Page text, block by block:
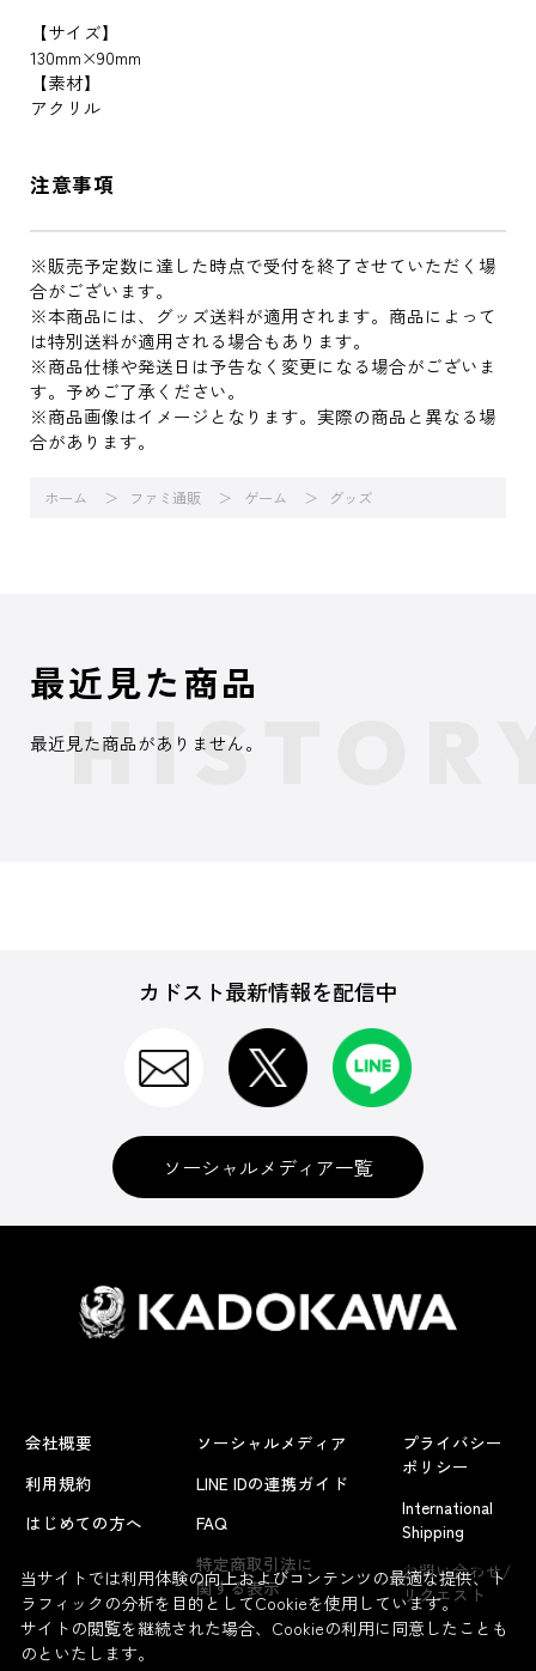
【サイズ】
130mm×90mm
【素材】
アクリル
注意事項
※販売予定数に達した時点で受付を終了させていただく場
合がございます。
※本商品には、グッズ送料が適用されます。商品によって
は特別送料が適用される場合もあります。
※商品仕様や発送日は予告なく変更になる場合がございま
す。予めご了承ください。
※商品画像はイメージとなります。実際の商品と異なる場
合があります。
ホーム ファミ通販 ゲーム グッズ
よくあるお問い合わせ
最近見た商品
最近見た商品がありません。
カドスト最新情報を配信中
ソーシャルメディア一覧
会社概要
利用規約
はじめての方へ
ソーシャルメディア
LINE IDの連携ガイド
FAQ
特定商取引法に
関する表示
プライバシー
ポリシー
International
Shipping
お問い合わせ/
リクエスト
当サイトでは利用体験の向上およびコンテンツの最適な提供、ト
ラフィックの分析を目的としてCookieを使用しています。
サイトの閲覧を継続された場合、Cookieの利用に同意したことも
のといたします。